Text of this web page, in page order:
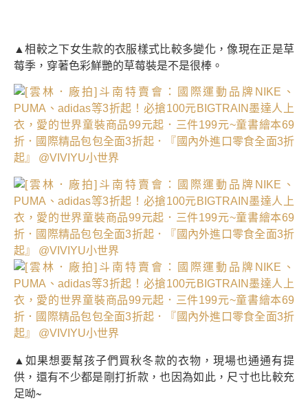
▲相較之下女生款的衣服樣式比較多變化，像現在正是草
莓季，穿著色彩鮮艷的草莓裝是不是很棒。
▲如果想要幫孩子們買秋冬款的衣物，現場也通通有提
供，還有不少都是剛打折款，也因為如此，尺寸也比較充
足呦~